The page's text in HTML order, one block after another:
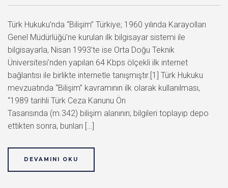
Türk Hukuku’nda “Bilişim” Türkiye; 1960 yılında Karayolları
Genel Müdürlüğü’ne kurulan ilk bilgisayar sistemi ile
bilgisayarla, Nisan 1993’te ise Orta Doğu Teknik
Üniversitesi’nden yapılan 64 Kbps ölçekli ilk internet
bağlantısı ile birlikte internetle tanışmıştır.[1] Türk Hukuku
mevzuatında “Bilişim” kavramının ilk olarak kullanılması,
“1989 tarihli Türk Ceza Kanunu Ön
Tasarısında (m.342) bilişim alanının; bilgileri toplayıp depo
ettikten sonra, bunları […]
DEVAMINI OKU